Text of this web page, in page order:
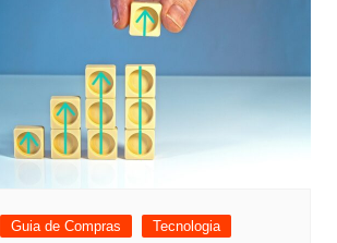
Guia de Compras Tecnologia